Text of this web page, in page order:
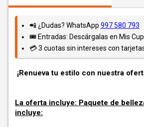
📲 ¿Dudas? WhatsApp 997 580 793
🎟️ Entradas: Descárgalas en Mis
💳 3 cuotas sin intereses con
¡Renueva tu estilo con nuestra
La oferta incluye: Paquete de
incluye: